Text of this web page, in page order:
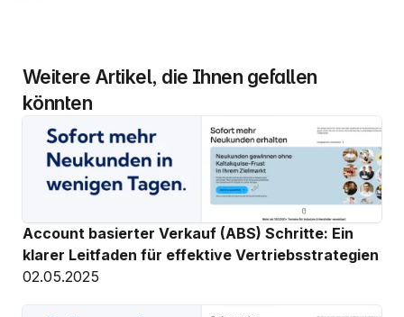
Weitere Artikel, die Ihnen gefallen
könnten
Account basierter Verkauf (ABS) Schritte: Ein
klarer Leitfaden für effektive Vertriebsstrategien
02.05.2025